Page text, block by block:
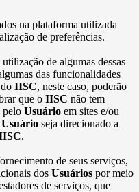
na plataforma utilizada
de preferências.
de algumas dessas
das funcionalidades
IISC, neste caso, poderão
que o IISC não tem
pelo Usuário em sites e/ou
Usuário seja direcionado a
.
de seus serviços,
dos Usuários por meio
de serviços, que